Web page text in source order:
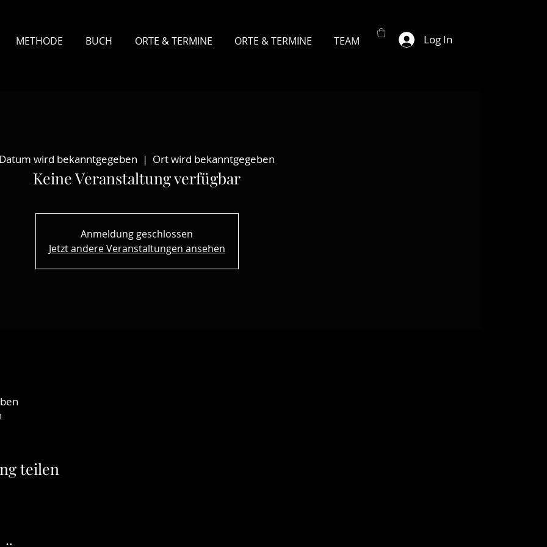
METHODE BUCH ORTE & TERMINE ORTE & TERMINE TEAM Log In
wird bekanntgegeben
  |
Ort wird bekanntgegeben
Keine Veranstaltung verfügbar
Anmeldung geschlossen
Jetzt andere Veranstaltungen ansehen
teilen